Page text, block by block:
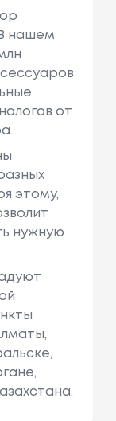
нашем
от
этому,
нужную